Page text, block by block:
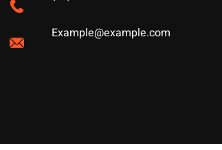
Example@example.com